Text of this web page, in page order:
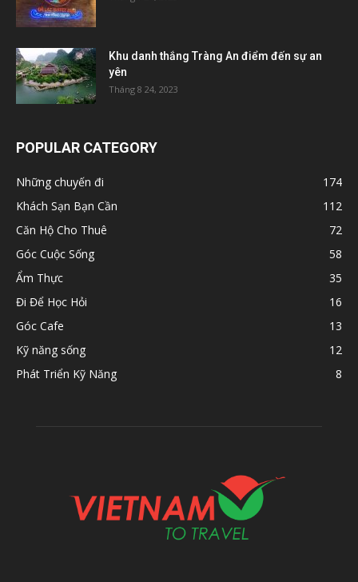
Khu danh thắng Tràng An điểm đến sự an
yên
Tháng 8 24, 2023
POPULAR CATEGORY
Những chuyến đi
174
Khách Sạn Bạn Cần
112
Căn Hộ Cho Thuê
72
Góc Cuộc Sống
58
Ẩm Thực
35
Đi Để Học Hỏi
16
Góc Cafe
13
Kỹ năng sống
12
Phát Triển Kỹ Năng
8